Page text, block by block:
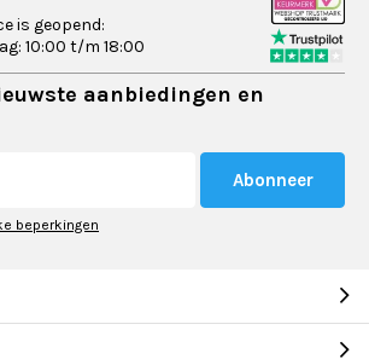
is geopend:
10:00 t/m 18:00
aanbiedingen en
Abonneer
beperkingen